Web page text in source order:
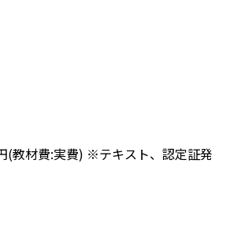
(教材費:実費) ※テキスト、認定証発